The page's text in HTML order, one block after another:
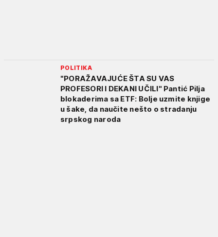
POLITIKA
"PORAŽAVAJUĆE ŠTA SU VAS
PROFESORI I DEKANI UČILI" Pantić Pilja
blokaderima sa ETF: Bolje uzmite knjige
u šake, da naučite nešto o stradanju
srpskog naroda